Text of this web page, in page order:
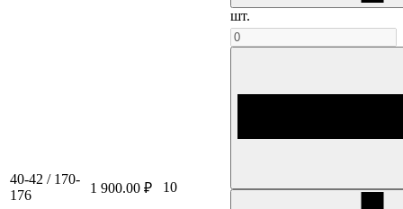
шт.
40-42 / 170-
176
1 900.00 ₽ 10